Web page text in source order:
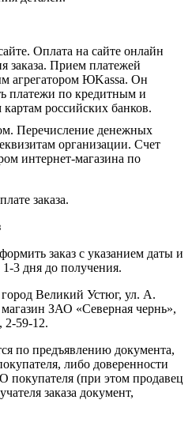
Оплата на сайте онлайн
заказа. Прием платежей
агрегатором ЮKassa. Он
платежи по кредитным и
российских банков.
Перечисление денежных
организации. Счет
интернет-магазина по
заказа.
заказ с указанием даты и
3 дня до получения.
город Великий Устюг, ул. А.
ЗАО «Северная чернь»,
2-59-12.
по предъявлению документа,
либо доверенности
покупателя (при этом продавец
заказа документ,